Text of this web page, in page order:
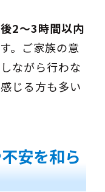
2〜3時間以内
。ご家族の意
ながら行わな
じる方も多い
安を和ら